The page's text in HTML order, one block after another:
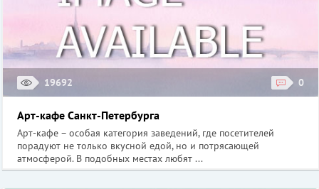
19692 0
Арт-кафе Санкт-Петербурга
Арт-кафе – особая категория заведений, где посетителей
порадуют не только вкусной едой, но и потрясающей
атмосферой. В подобных местах любят ...